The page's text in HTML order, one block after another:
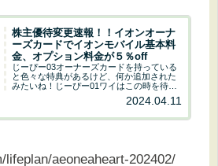
株主優待変更速報！！イオンオーナ
ーズカードでイオンモバイル基本料
金、オプション料金が５％off
じーぴー03オーナーズカードを持っている
と色々な特典があるけど、何か追加された
みたいね！じーぴー01ワイはこの時を待っ
ていたのねん(*´ω`*)AEONモバイルの基本
料金、オプション料金が5%offになります(-
2024.04.11
lifeplan/aeoneaheart-202402/